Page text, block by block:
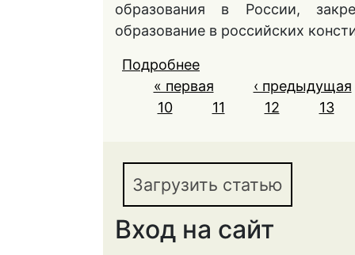
образования в России,
образование в российских
Подробнее
БЕСПЛАТНОГО
Страницы
« первая
‹ предыдущая
10
11 12 13
Загрузить статью
Вход на сайт